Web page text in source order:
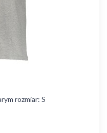
rozmiar: S